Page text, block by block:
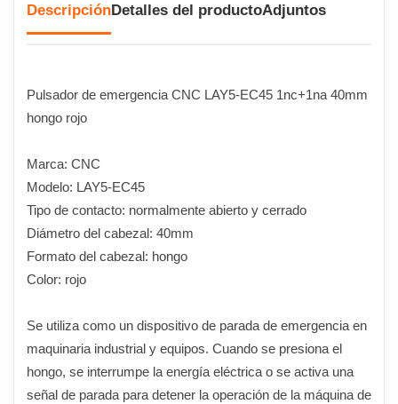
DescripciónDetalles del productoAdjuntos
Pulsador de emergencia CNC LAY5-EC45 1nc+1na 40mm
hongo rojo
Marca: CNC
Modelo: LAY5-EC45
Tipo de contacto: normalmente abierto y cerrado
Diámetro del cabezal: 40mm
Formato del cabezal: hongo
Color: rojo
Se utiliza como un dispositivo de parada de emergencia en
maquinaria industrial y equipos. Cuando se presiona el
hongo, se interrumpe la energía eléctrica o se activa una
señal de parada para detener la operación de la máquina de